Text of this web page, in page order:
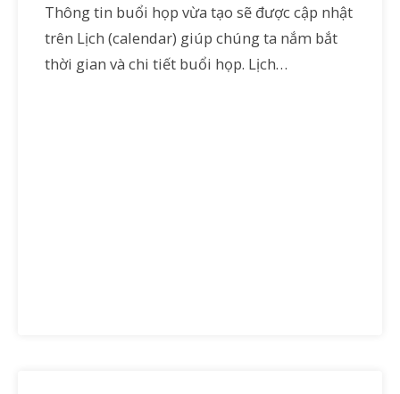
Thông tin buổi họp vừa tạo sẽ được cập nhật
trên Lịch (calendar) giúp chúng ta nắm bắt
thời gian và chi tiết buổi họp. Lịch…